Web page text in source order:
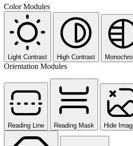
Color Modules
Light Contrast High Contrast
Orientation Modules
Reading Line Reading Mask Hide